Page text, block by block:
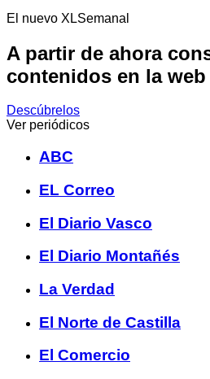
El nuevo XLSemanal
A partir de ahora
contenidos en la
Descúbrelos
Ver periódicos
ABC
EL Correo
El Diario Vasco
El Diario Montañés
La Verdad
El Norte de Castilla
El Comercio